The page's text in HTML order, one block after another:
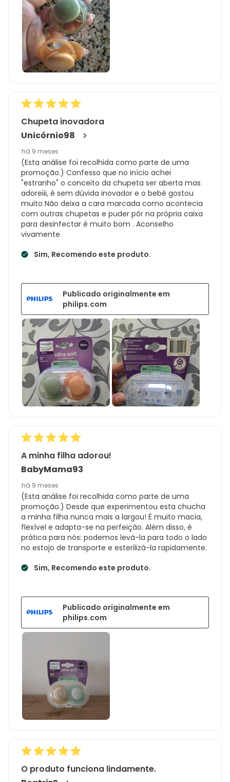
Chupeta inovadora
Unicórnio98
há 9 meses
(Esta análise foi recolhida como parte de uma
promoção.) Confesso que no início achei
"estranho" o conceito da chupeta ser aberta mas
adoreiii, é sem dúvida inovador e o bebé gostou
muito Não deixa a cara marcada como acontecia
com outras chupetas e puder pôr na própria caixa
para desinfectar é muito bom . Aconselho
vivamente
Sim, Recomendo este produto.
Publicado originalmente em
philips.com
A minha filha adorou!
BabyMama93
há 9 meses
(Esta análise foi recolhida como parte de uma
promoção.) Desde que experimentou esta chucha
a minha filha nunca mais a largou! É muito macia,
flexível e adapta-se na perfeição. Além disso, é
prática para nós: podemos levá-la para todo o lado
no estojo de transporte e esterilizá-la rapidamente.
Sim, Recomendo este produto.
Publicado originalmente em
philips.com
O produto funciona lindamente.